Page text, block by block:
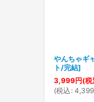
やんちゃギ
ト/完結]
3,999円(税
(税込 : 4,399